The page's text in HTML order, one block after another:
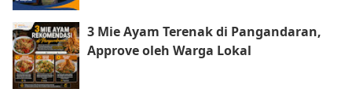
3 Mie Ayam Terenak di Pangandaran,
Approve oleh Warga Lokal